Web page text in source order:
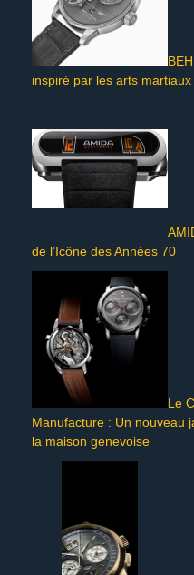
inspiré par les arts
de l’Icône des Années 70
Le
Manufacture : Un nouveau
la maison genevoise